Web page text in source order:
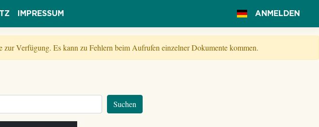
IMPRESSUM ANMELDEN
Verfügung. Es kann zu Fehlern beim Aufrufen einzelner Dokumente kommen.
Suchen